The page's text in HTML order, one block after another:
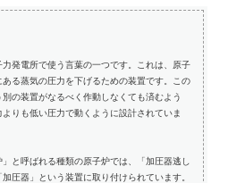
力発電所で使う言葉の一つです。これは、原子
る蒸気の圧力を下げるための装置です。この
の装置がなるべく作動しなくても済むよう
りも低い圧力で動くように設計されていま
と呼ばれる種類の原子炉では、「加圧器逃し
圧器」という装置に取り付けられています。